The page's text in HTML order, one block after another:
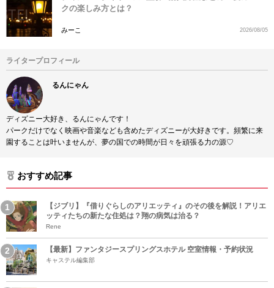
クの楽しみ方とは？
みーこ 2026/08/05
ライタープロフィール
るんにゃん
ディズニー大好き、るんにゃんです！
パークだけでなく映画や音楽なども含めたディズニーが大好きです。頻繁に来
園することは叶いませんが、夢の国での時間が日々を頑張る力の源♡
おすすめ記事
【ジブリ】『借りぐらしのアリエッティ』のその後を解説！アリエ
ッティたちの新たな住処は？翔の病気は治る？
Rene
【最新】ファンタジースプリングスホテル 空室情報・予約状況
キャステル編集部